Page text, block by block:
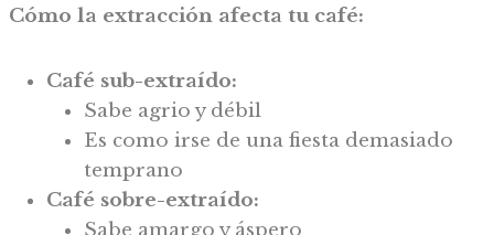
Cómo la extracción afecta tu café:
Café sub-extraído:
Sabe agrio y débil
Es como irse de una fiesta demasiado
temprano
Café sobre-extraído:
Sabe amargo y áspero